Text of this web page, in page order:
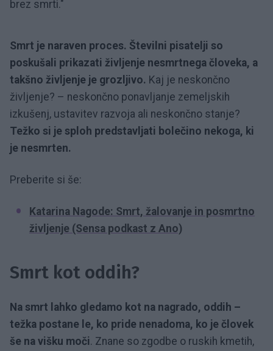
brez smrti."
Smrt je naraven proces. Številni pisatelji so
poskušali prikazati življenje nesmrtnega človeka, a
takšno življenje je grozljivo. Kaj je neskončno
življenje? – neskončno ponavljanje zemeljskih
izkušenj, ustavitev razvoja ali neskončno stanje?
Težko si je sploh predstavljati bolečino nekoga, ki
je nesmrten.
Preberite si še:
Katarina Nagode: Smrt, žalovanje in posmrtno
življenje (Sensa podkast z Ano)
Smrt kot oddih?
Na smrt lahko gledamo kot na nagrado, oddih –
težka postane le, ko pride nenadoma, ko je človek
še na višku moči. Znane so zgodbe o ruskih kmetih,